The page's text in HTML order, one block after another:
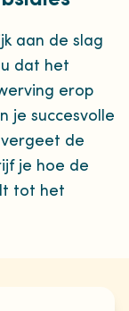
aan de slag
dat het
erop
je succesvolle
de
je hoe de
tot het